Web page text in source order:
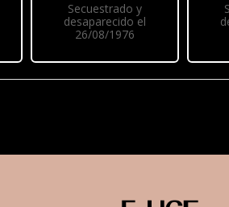
Secuestrado y
desaparecido el
26/08/1976